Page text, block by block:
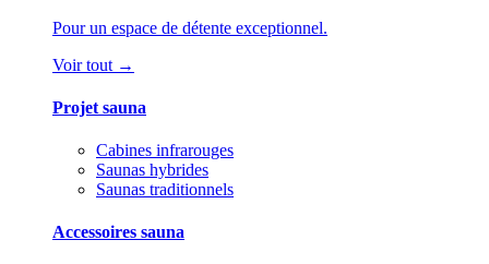
Pour un espace de détente exceptionnel.
Voir tout →
Projet sauna
Cabines infrarouges
Saunas hybrides
Saunas traditionnels
Accessoires sauna